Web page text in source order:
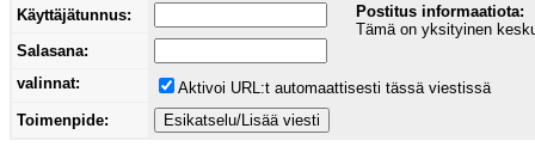
Käyttäjätunnus:
Postitus informaatiota:
Tämä on yksityinen
Salasana:
valinnat:
Aktivoi URL:t automaattisesti tässä viestissä
Toimenpide: